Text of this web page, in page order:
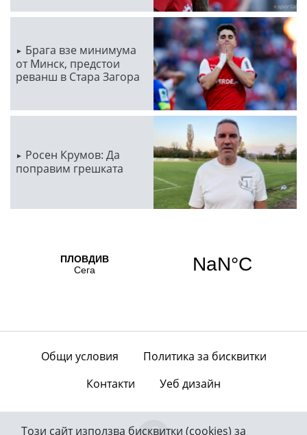
Брага взе минимума
от Минск, предстои
реванш в Стара Загора
Росен Крумов: Да
поправим грешката
Общи условия
Политика за бисквитки
Контакти
Уеб дизайн
Този сайт използва бисквитки (cookies) за